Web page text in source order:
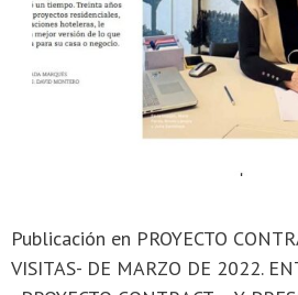
Publicación en PROYECTO
VISITAS- DE MARZO DE 2022.